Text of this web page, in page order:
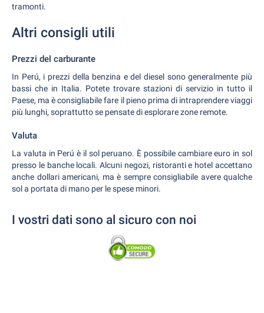
tramonti.
Altri consigli utili
Prezzi del carburante
In Perú, i prezzi della benzina e del diesel sono generalmente più
bassi che in Italia. Potete trovare stazioni di servizio in tutto il
Paese, ma è consigliabile fare il pieno prima di intraprendere viaggi
più lunghi, soprattutto se pensate di esplorare zone remote.
Valuta
La valuta in Perú è il sol peruano. È possibile cambiare euro in sol
presso le banche locali. Alcuni negozi, ristoranti e hotel accettano
anche dollari americani, ma è sempre consigliabile avere qualche
sol a portata di mano per le spese minori.
I vostri dati sono al sicuro con noi